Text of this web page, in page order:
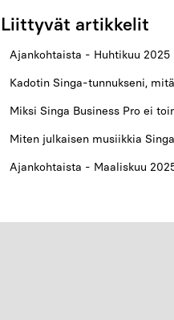
Liittyvät artikkelit
Ajankohtaista - Huhtikuu 2025
Kadotin Singa-tunnukseni,
Miksi Singa Business Pro ei
Miten julkaisen musiikkia
Ajankohtaista - Maaliskuu